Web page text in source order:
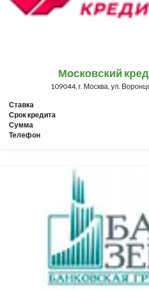
Московский
109044, г. Москва, ул.
Ставка
Срок кредита
Сумма
Телефон